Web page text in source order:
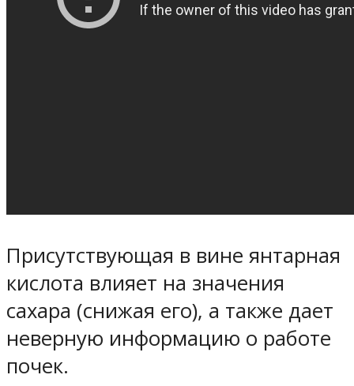
Присутствующая в вине янтарная
кислота влияет на значения
сахара (снижая его), а также дает
неверную информацию о работе
почек.